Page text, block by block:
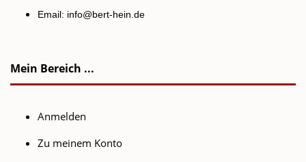
Email: info@bert-hein.de
Mein Bereich ...
Anmelden
Zu meinem Konto